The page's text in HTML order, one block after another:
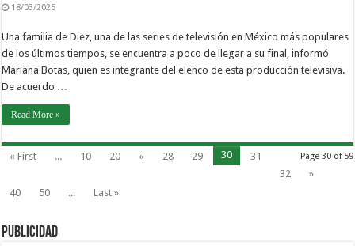
18/03/2025
Una familia de Diez, una de las series de televisión en México más populares
de los últimos tiempos, se encuentra a poco de llegar a su final, informó
Mariana Botas, quien es integrante del elenco de esta producción televisiva.
De acuerdo …
Read More »
Page 30 of 59
« First ... 10 20 « 28 29 30
31
32
»
40
50 ... Last »
PUBLICIDAD